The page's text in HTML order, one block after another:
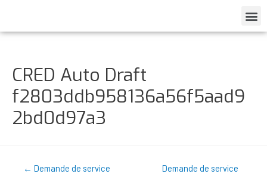
CRED Auto Draft
f2803ddb958136a56f5aad9
2bd0d97a3
← Demande de service
Demande de service